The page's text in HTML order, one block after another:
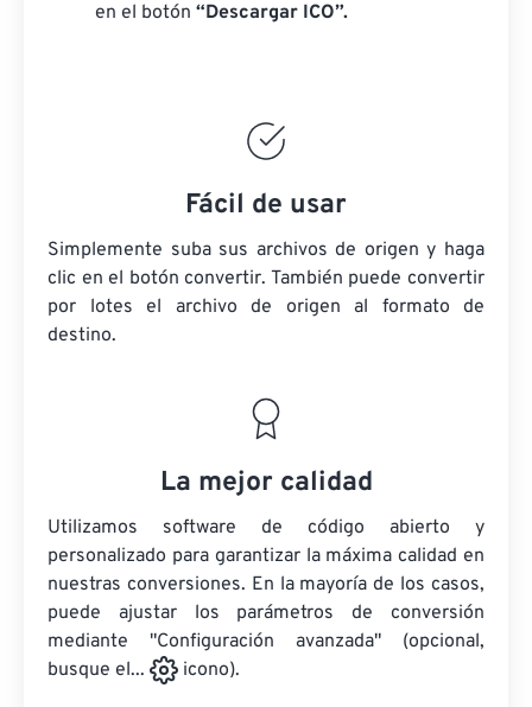
en el botón “Descargar ICO”.
Fácil de usar
Simplemente suba sus archivos de origen y haga
clic en el botón convertir. También puede convertir
por lotes el archivo de origen al formato de
destino.
La mejor calidad
Utilizamos software de código abierto y
personalizado para garantizar la máxima calidad en
nuestras conversiones. En la mayoría de los casos,
puede ajustar los parámetros de conversión
mediante "Configuración avanzada" (opcional,
busque el...
icono).